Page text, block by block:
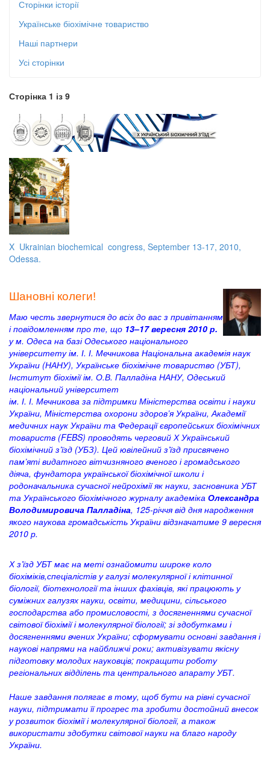
Сторінки історії
Українське біохімічне товариство
Наші партнери
Усі сторінки
Сторінка 1 із 9
X Ukrainian biochemical congress, September 13-17, 2010,
Odessa.
Шановні колеги!
Маю честь звернутися до всіх до вас з привітанням
і повідомленням про те, що 13–17 вересня 2010 р.
у м. Одеса на базі Одеського національного
університету ім. І. І. Мечникова Національна академія наук
України (НАНУ), Українське біохімічне товариство (УБТ),
Інститут біохімії ім. О.В. Палладіна НАНУ, Одеський
національний університет
ім. І. І. Мечникова за підтримки Міністерства освіти і науки
України, Міністерства охорони здоров’я України, Академії
медичних наук України та Федерації європейських біохімічних
товариств (FEBS) проводять черговий Х Український
біохімічний з’їзд (УБЗ). Цей ювілейний з’їзд присвячено
пам’яті видатного вітчизняного вченого і громадського
діяча, фундатора української біохімічної школи і
родоначальника сучасної нейрохімії як науки, засновника УБТ
та Українського біохімічного журналу академіка Олександра
Володимировича Палладіна, 125-річчя від дня народження
якого наукова громадськість України відзначатиме 9 вересня
2010 р.
Х з’їзд УБТ має на меті ознайомити широке коло
біохіміків,спеціалістів у галузі молекулярної і клітинної
біології, біотехнології та інших фахівців, які працюють у
суміжних галузях науки, освіти, медицини, сільського
господарства або промисловості, з досягненнями сучасної
світової біохімії і молекулярної біології; зі здобутками і
досягненнями вчених України; сформувати основні завдання і
наукові напрями на найближчі роки; активізувати якісну
підготовку молодих науковців; покращити роботу
регіональних відділень та центрального апарату УБТ.
Наше завдання полягає в тому, щоб бути на рівні сучасної
науки, підтримати її прогрес та зробити достойний внесок
у розвиток біохімії і молекулярної біології, а також
використати здобутки світової науки на благо народу
України.